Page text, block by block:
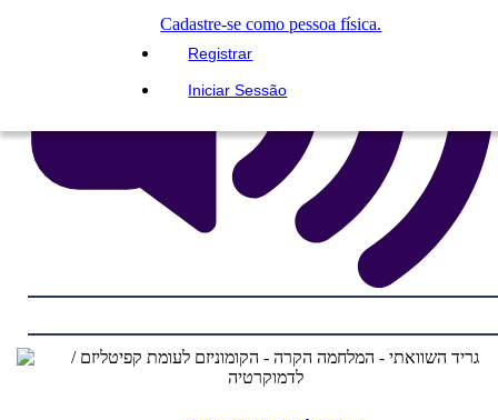
Cadastre-se como pessoa física.
Registrar
Iniciar Sessão